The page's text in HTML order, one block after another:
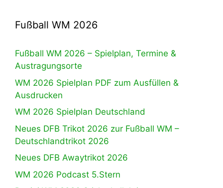
Fußball WM 2026
Fußball WM 2026 – Spielplan, Termine &
Austragungsorte
WM 2026 Spielplan PDF zum Ausfüllen &
Ausdrucken
WM 2026 Spielplan Deutschland
Neues DFB Trikot 2026 zur Fußball WM –
Deutschlandtrikot 2026
Neues DFB Awaytrikot 2026
WM 2026 Podcast 5.Stern